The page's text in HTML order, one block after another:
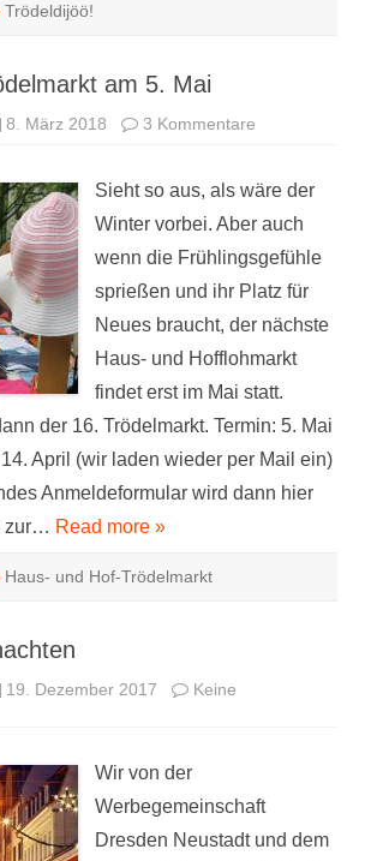
Trödeldijöö!
am 5. Mai
8. März 2018 3 Kommentare
5.
Sieht so aus, als wäre der
Winter vorbei. Aber auch
wenn die Frühlingsgefühle
sprießen und ihr Platz für
Neues braucht, der nächste
Haus- und Hofflohmarkt
findet erst im Mai statt.
der 16. Trödelmarkt. Termin: 5. Mai
April (wir laden wieder per Mail ein)
Anmeldeformular wird dann hier
zur… Read more »
Haus- und Hof-Trödelmarkt
19. Dezember 2017
Keine
Wir von der
Werbegemeinschaft
Dresden Neustadt und dem